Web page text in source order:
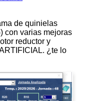
de quinielas
con varias mejoras
reductor y
¿te lo